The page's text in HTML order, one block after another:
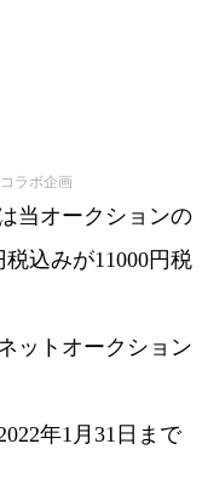
ラボ企画
当オークションの
込みが11000円税
ットオークション
年1月31日まで